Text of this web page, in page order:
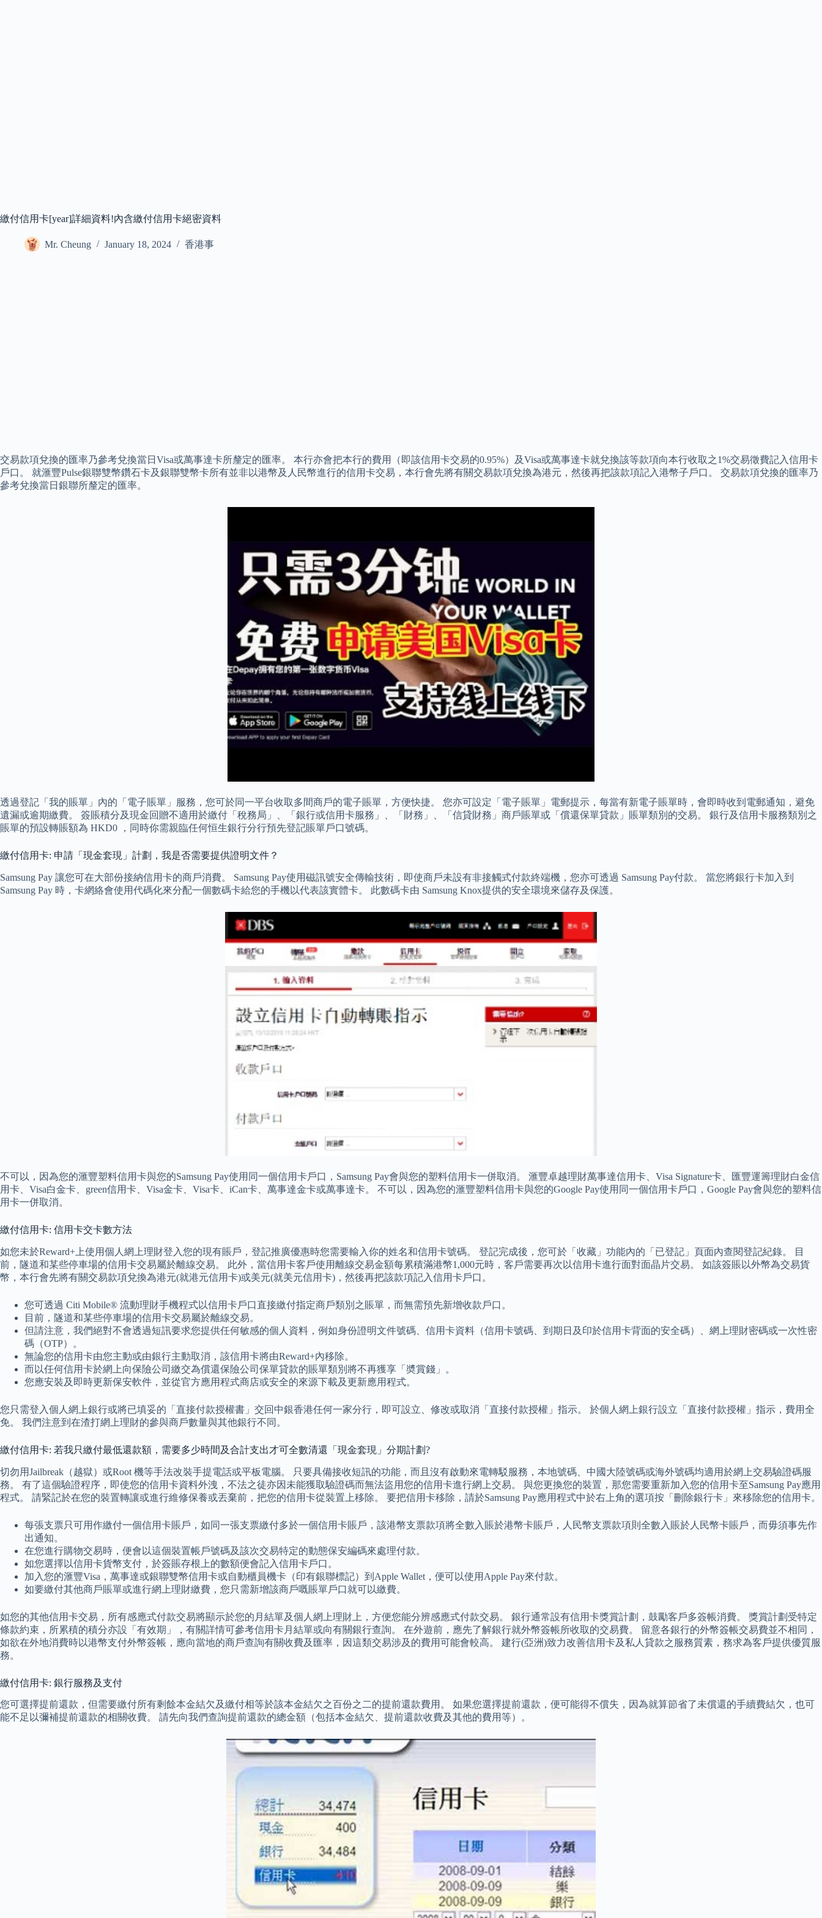
繳付信用卡[year]詳細資料!內含繳付信用卡絕密資料
Mr. Cheung January 18, 2024 香港事
交易款項兌換的匯率乃參考兌換當日Visa或萬事達卡所釐定的匯率。 本行亦會把本行的費用（即該信用卡交易的0.95%）及Visa或萬事達卡就兌換該等款項向本行收取之1%交易徵費記入信用卡
戶口。 就滙豐Pulse銀聯雙幣鑽石卡及銀聯雙幣卡所有並非以港幣及人民幣進行的信用卡交易，本行會先將有關交易款項兌換為港元，然後再把該款項記入港幣子戶口。 交易款項兌換的匯率乃
參考兌換當日銀聯所釐定的匯率。
透過登記「我的賬單」內的「電子賬單」服務，您可於同一平台收取多間商戶的電子賬單，方便快捷。 您亦可設定「電子賬單」電郵提示，每當有新電子賬單時，會即時收到電郵通知，避免
遺漏或逾期繳費。 簽賬積分及現金回贈不適用於繳付「稅務局」、「銀行或信用卡服務」、「財務」、「信貸財務」商戶賬單或「償還保單貸款」賬單類別的交易。 銀行及信用卡服務類別之
賬單的預設轉賬額為 HKD0 ，同時你需親臨任何恒生銀行分行預先登記賬單戶口號碼。
繳付信用卡: 申請「現金套現」計劃，我是否需要提供證明文件？
Samsung Pay 讓您可在大部份接納信用卡的商戶消費。 Samsung Pay使用磁訊號安全傳輸技術，即使商戶未設有非接觸式付款終端機，您亦可透過 Samsung Pay付款。 當您將銀行卡加入到
Samsung Pay 時，卡網絡會使用代碼化來分配一個數碼卡給您的手機以代表該實體卡。 此數碼卡由 Samsung Knox提供的安全環境來儲存及保護。
不可以，因為您的滙豐塑料信用卡與您的Samsung Pay使用同一個信用卡戶口，Samsung Pay會與您的塑料信用卡一併取消。 滙豐卓越理財萬事達信用卡、Visa Signature卡、匯豐運籌理財白金信
用卡、Visa白金卡、green信用卡、Visa金卡、Visa卡、iCan卡、萬事達金卡或萬事達卡。 不可以，因為您的滙豐塑料信用卡與您的Google Pay使用同一個信用卡戶口，Google Pay會與您的塑料信
用卡一併取消。
繳付信用卡: 信用卡交卡數方法
如您未於Reward+上使用個人網上理財登入您的現有賬戶，登記推廣優惠時您需要輸入你的姓名和信用卡號碼。 登記完成後，您可於「收藏」功能內的「已登記」頁面內查閱登記紀錄。 目
前，隧道和某些停車場的信用卡交易屬於離線交易。 此外，當信用卡客戶使用離線交易金額每累積滿港幣1,000元時，客戶需要再次以信用卡進行面對面晶片交易。 如該簽賬以外幣為交易貨
幣，本行會先將有關交易款項兌換為港元(就港元信用卡)或美元(就美元信用卡)，然後再把該款項記入信用卡戶口。
您可透過 Citi Mobile® 流動理財手機程式以信用卡戶口直接繳付指定商戶類別之賬單，而無需預先新增收款戶口。
目前，隧道和某些停車場的信用卡交易屬於離線交易。
但請注意，我們絕對不會透過短訊要求您提供任何敏感的個人資料，例如身份證明文件號碼、信用卡資料（信用卡號碼、到期日及印於信用卡背面的安全碼）、網上理財密碼或一次性密
碼（OTP）。
無論您的信用卡由您主動或由銀行主動取消，該信用卡將由Reward+內移除。
而以任何信用卡於網上向保險公司繳交為償還保險公司保單貸款的賬單類別將不再獲享「奬賞錢」。
您應安裝及即時更新保安軟件，並從官方應用程式商店或安全的來源下載及更新應用程式。
您只需登入個人網上銀行或將已填妥的「直接付款授權書」交回中銀香港任何一家分行，即可設立、修改或取消「直接付款授權」指示。 於個人網上銀行設立「直接付款授權」指示，費用全
免。 我們注意到在渣打網上理財的參與商戶數量與其他銀行不同。
繳付信用卡: 若我只繳付最低還款額，需要多少時間及合計支出才可全數清還「現金套現」分期計劃?
切勿用Jailbreak（越獄）或Root 機等手法改裝手提電話或平板電腦。 只要具備接收短訊的功能，而且沒有啟動來電轉駁服務，本地號碼、中國大陸號碼或海外號碼均適用於網上交易驗證碼服
務。 有了這個驗證程序，即使您的信用卡資料外洩，不法之徒亦因未能獲取驗證碼而無法盜用您的信用卡進行網上交易。 與您更換您的裝置，那您需要重新加入您的信用卡至Samsung Pay應用
程式。 請緊記於在您的裝置轉讓或進行維修保養或丟棄前，把您的信用卡從裝置上移除。 要把信用卡移除，請於Samsung Pay應用程式中於右上角的選項按「刪除銀行卡」來移除您的信用卡。
每張支票只可用作繳付一個信用卡賬戶，如同一張支票繳付多於一個信用卡賬戶，該港幣支票款項將全數入賬於港幣卡賬戶，人民幣支票款項則全數入賬於人民幣卡賬戶，而毋須事先作
出通知。
在您進行購物交易時，便會以這個裝置帳戶號碼及該次交易特定的動態保安編碼來處理付款。
如您選擇以信用卡貨幣支付，於簽賬存根上的數額便會記入信用卡戶口。
加入您的滙豐Visa，萬事達或銀聯雙幣信用卡或自動櫃員機卡（印有銀聯標記）到Apple Wallet，便可以使用Apple Pay來付款。
如要繳付其他商戶賬單或進行網上理財繳費，您只需新增該商戶嘅賬單戶口就可以繳費。
如您的其他信用卡交易，所有感應式付款交易將顯示於您的月結單及個人網上理財上，方便您能分辨感應式付款交易。 銀行通常設有信用卡獎賞計劃，鼓勵客戶多簽帳消費。 獎賞計劃受特定
條款約束，所累積的積分亦設「有效期」，有關詳情可參考信用卡月結單或向有關銀行查詢。 在外遊前，應先了解銀行就外幣簽帳所收取的交易費。 留意各銀行的外幣簽帳交易費並不相同，
如欲在外地消費時以港幣支付外幣簽帳，應向當地的商戶查詢有關收費及匯率，因這類交易涉及的費用可能會較高。 建行(亞洲)致力改善信用卡及私人貸款之服務質素，務求為客戶提供優質服
務。
繳付信用卡: 銀行服務及支付
您可選擇提前還款，但需要繳付所有剩餘本金結欠及繳付相等於該本金結欠之百份之二的提前還款費用。 如果您選擇提前還款，便可能得不償失，因為就算節省了未償還的手續費結欠，也可
能不足以彌補提前還款的相關收費。 請先向我們查詢提前還款的總金額（包括本金結欠、提前還款收費及其他的費用等）。